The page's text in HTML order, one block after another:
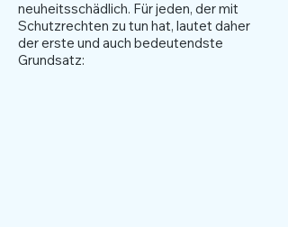
neuheitsschädlich. Für jeden, der mit
Schutzrechten zu tun hat, lautet daher
der erste und auch bedeutendste
Grundsatz: